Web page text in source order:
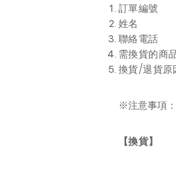
訂單編號
姓名
聯絡電話
需換貨的商
換貨/退貨原
※注意事項：
【換貨】